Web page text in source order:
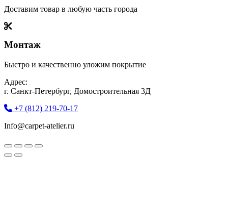
Доставим товар в любую часть города
Монтаж
Быстро и качественно уложим покрытие
Адрес:
г. Санкт-Петербург, Домостроительная 3Д
+7 (812) 219-70-17
Info@carpet-atelier.ru